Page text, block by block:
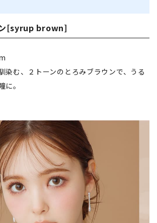
[syrup brown]
染む、２トーンのとろみブラウンで、うる
。